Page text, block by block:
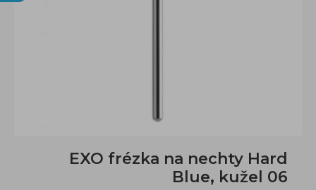
EXO frézka na nechty Hard
Blue, kužel 06